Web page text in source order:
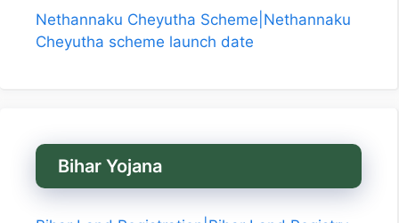
Nethannaku Cheyutha Scheme|Nethannaku
Cheyutha scheme launch date
Bihar Yojana